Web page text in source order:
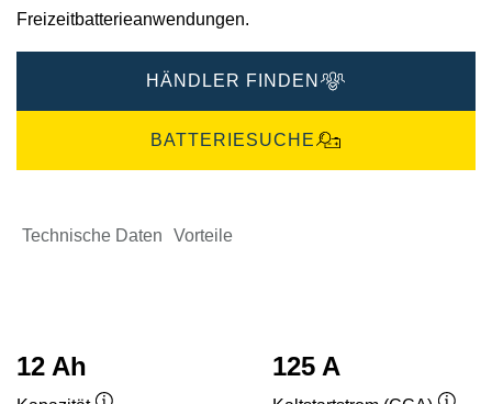
Freizeitbatterieanwendungen.
HÄNDLER FINDEN
BATTERIESUCHE
Technische Daten Vorteile
12 Ah 125 A